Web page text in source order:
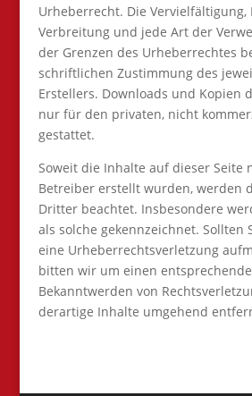
Urheberrecht. Die Vervielfältigung,
Verbreitung und jede Art der
der Grenzen des Urheberrechtes
schriftlichen Zustimmung des
Erstellers. Downloads und Kopien
nur für den privaten, nicht
gestattet.
Soweit die Inhalte auf dieser Seite
Betreiber erstellt wurden, werden
Dritter beachtet. Insbesondere
als solche gekennzeichnet. Sollten
eine Urheberrechtsverletzung
bitten wir um einen
Bekanntwerden von
derartige Inhalte umgehend